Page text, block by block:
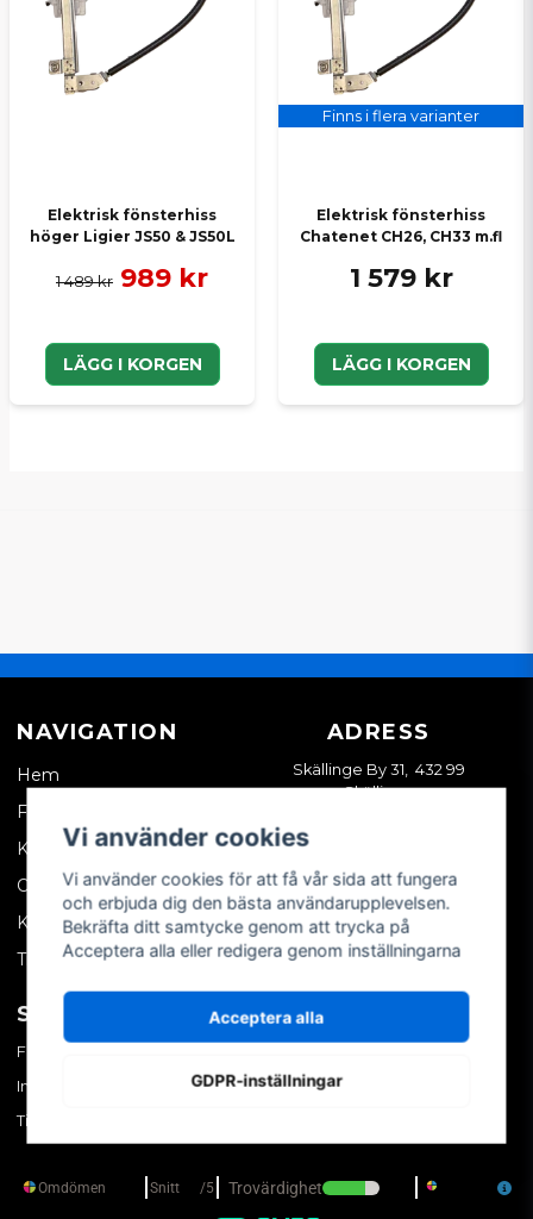
Elektrisk fönsterhiss
höger Ligier JS50 & JS50L
1 489 kr 989 kr
LÄGG I KORGEN
Finns i flera varianter
Elektrisk fönsterhiss
Chatenet CH26, CH33 m.fl
1 579 kr
LÄGG I KORGEN
NAVIGATION
Hem
Företagskund
Kontakta oss
Om oss
Köpvillkor
Tips & trix
ADRESS
Skällinge By 31, 432 99
Skällinge
SOCIALA MEDIER
Facebook
Instagram
TikTok
MITT KONTO
Skapa konto
Vi använder cookies
Vi använder cookies för att få vår sida att fungera
och erbjuda dig den bästa användarupplevelsen.
Bekräfta ditt samtycke genom att trycka på
Acceptera alla eller redigera genom inställningarna
Acceptera alla
GDPR-inställningar